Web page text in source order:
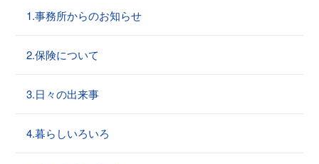
1.事務所からのお知らせ
2.保険について
3.日々の出来事
4.暮らしいろいろ